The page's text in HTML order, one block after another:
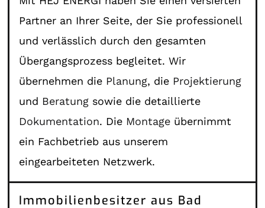
Partner an Ihrer Seite, der Sie professionell
und verlässlich durch den gesamten
Übergangsprozess begleitet. Wir
übernehmen die Planung, die Projektierung
und Beratung sowie die detaillierte
Dokumentation. Die Montage übernimmt
ein Fachbetrieb aus unserem
eingearbeiteten Netzwerk.
Immobilienbesitzer aus Bad